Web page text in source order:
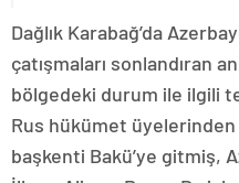
Dağlık Karabağ’da
çatışmaları sonlandıran
bölgedeki durum ile ilgili
Rus hükümet üyelerinden
başkenti Bakü’ye gitmiş,